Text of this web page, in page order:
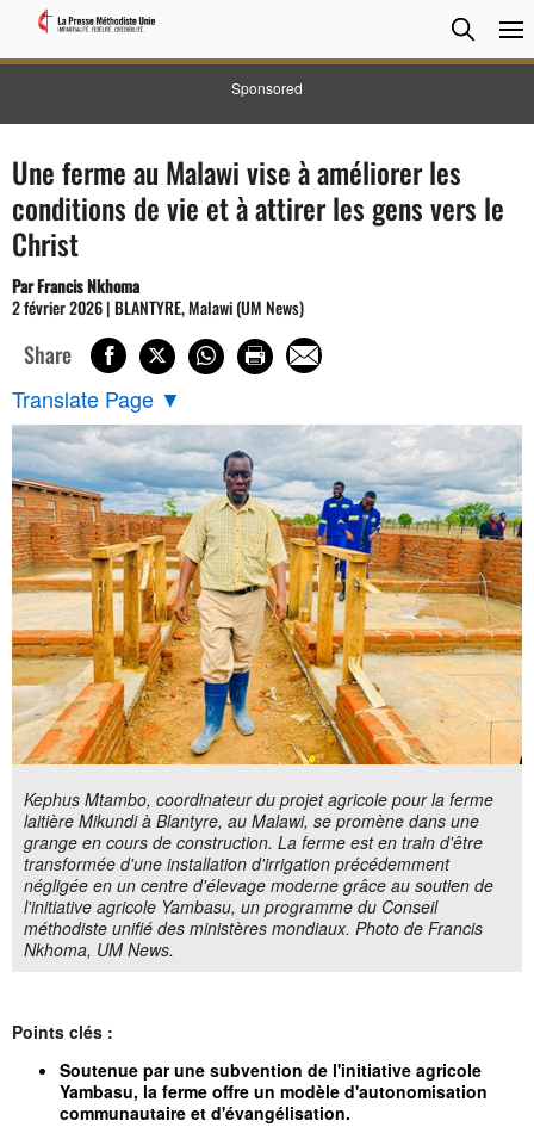
Sponsored
Search
Une ferme au Malawi vise à améliorer les
conditions de vie et à attirer les gens vers le
Christ
Par Francis Nkhoma
2 février 2026 | BLANTYRE, Malawi (UM News)
Share
Translate Page ▼
Kephus Mtambo, coordinateur du projet agricole pour la ferme
laitière Mikundi à Blantyre, au Malawi, se promène dans une
grange en cours de construction. La ferme est en train d'être
transformée d'une installation d'irrigation précédemment
négligée en un centre d'élevage moderne grâce au soutien de
l'initiative agricole Yambasu, un programme du Conseil
méthodiste unifié des ministères mondiaux. Photo de Francis
Nkhoma, UM News.
Points clés :
Soutenue par une subvention de l'initiative agricole
Yambasu, la ferme offre un modèle d'autonomisation
communautaire et d'évangélisation.